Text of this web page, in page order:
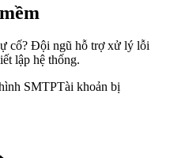
cố? Đội ngũ hỗ trợ xử lý lỗi
lập hệ thống.
SMTPTài khoản bị